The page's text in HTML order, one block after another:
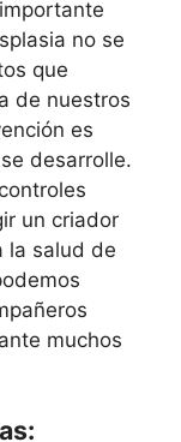
no se
que
de nuestros
es
desarrolle.
un criador
la salud de
muchos